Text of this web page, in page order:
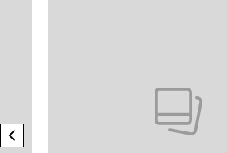
previous element